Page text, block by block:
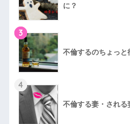
に？
3
不倫するのちょっと
4
不倫する妻・される